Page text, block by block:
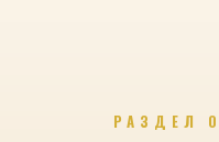
РАЗДЕЛ